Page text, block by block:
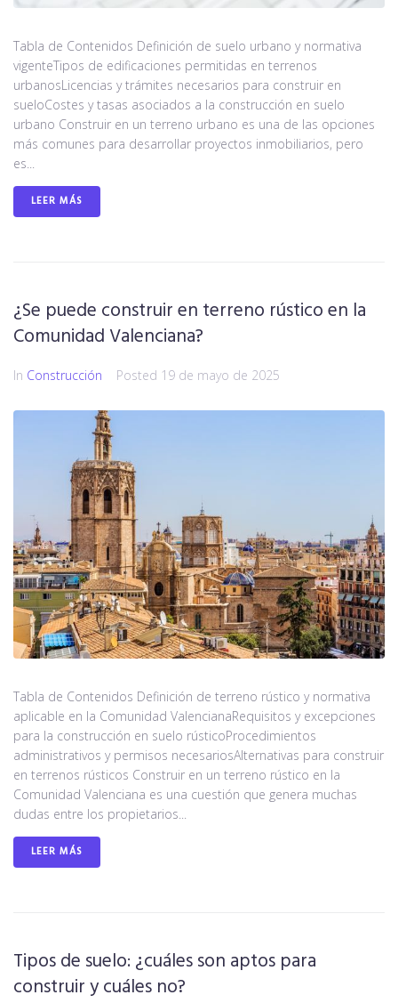
Tabla de Contenidos Definición de suelo urbano y normativa
vigenteTipos de edificaciones permitidas en terrenos
urbanosLicencias y trámites necesarios para construir en
sueloCostes y tasas asociados a la construcción en suelo
urbano Construir en un terreno urbano es una de las opciones
más comunes para desarrollar proyectos inmobiliarios, pero
es...
LEER MÁS
¿Se puede construir en terreno rústico en la
Comunidad Valenciana?
In Construcción Posted 19 de mayo de 2025
Tabla de Contenidos Definición de terreno rústico y normativa
aplicable en la Comunidad ValencianaRequisitos y excepciones
para la construcción en suelo rústicoProcedimientos
administrativos y permisos necesariosAlternativas para construir
en terrenos rústicos Construir en un terreno rústico en la
Comunidad Valenciana es una cuestión que genera muchas
dudas entre los propietarios...
LEER MÁS
Tipos de suelo: ¿cuáles son aptos para
construir y cuáles no?